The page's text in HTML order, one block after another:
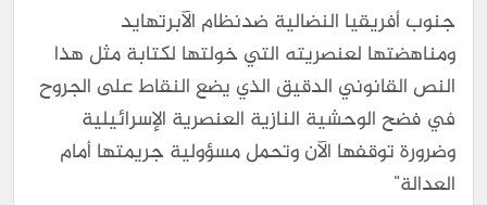
جنوب أفريقيا النضالية ضدنظام الآبرتهايد
ومناهضتها لعنصريته التي خولتها لكتابة مثل هذا
النص القانوني الدقيق الذي يضع النقاط على الجروح
في فضح الوحشية النازية العنصرية الإسرائيلية
وضرورة توقفها الآن وتحمل مسؤولية جريمتها أمام
العدالة"